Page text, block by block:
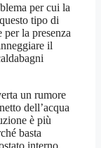
per cui la
tipo di
la presenza
il
un rumore
dell’acqua
è più
basta
interno.